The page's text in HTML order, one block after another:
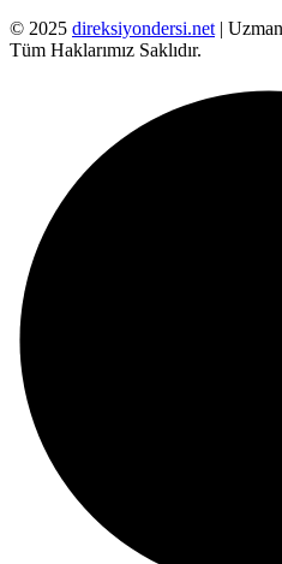
© 2025 direksiyondersi.net |
Tüm Haklarımız Saklıdır.